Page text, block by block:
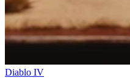
Diablo IV